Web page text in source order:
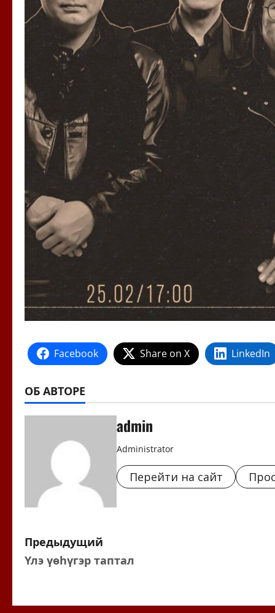
Facebook Share on X LinkedIn
ОБ АВТОРЕ
admin
Administrator
Перейти на сайт
Н
а
Предыдущий
Үлэ үөһүгэр таптал